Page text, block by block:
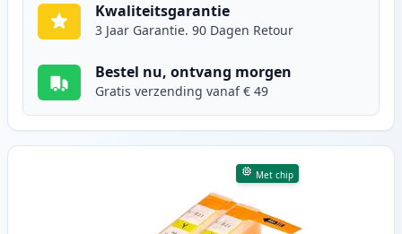
Kwaliteitsgarantie
3 Jaar Garantie. 90 Dagen Retour
Bestel nu, ontvang morgen
Gratis verzending vanaf € 49
Met chip